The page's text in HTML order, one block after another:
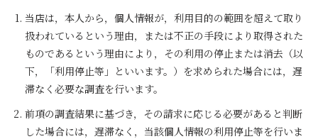
当店は，本人から，個人情報が，利用目的の範囲を超えて取り
扱われているという理由，または不正の手段により取得された
ものであるという理由により，その利用の停止または消去（以
下，「利用停止等」といいます。）を求められた場合には，遅
滞なく必要な調査を行います。
前項の調査結果に基づき，その請求に応じる必要があると判断
した場合には，遅滞なく，当該個人情報の利用停止等を行いま